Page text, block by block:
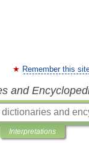
Remember this
and
Interpretations